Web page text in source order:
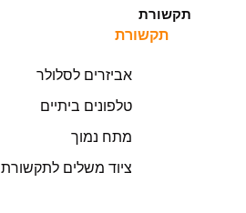
תקשורת
תקשורת
אביזרים לסלולר
טלפונים ביתיים
מתח נמוך
ציוד משלים לתקשורת